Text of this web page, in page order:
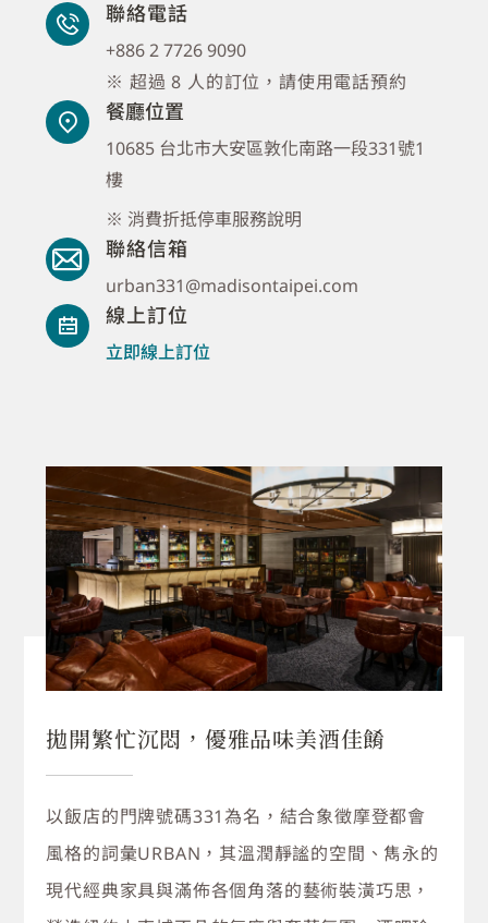
聯絡電話
+886 2 7726 9090
※ 超過 8 人的訂位，請使用電話預約
餐廳位置
10685 台北市大安區敦化南路一段331號1
樓
※ 消費折抵停車服務說明
聯絡信箱
urban331@madisontaipei.com
線上訂位
立即線上訂位
拋開繁忙沉悶，優雅品味美酒佳餚
以飯店的門牌號碼331為名，結合象徵摩登都會
風格的詞彙URBAN，其溫潤靜謐的空間、雋永的
現代經典家具與滿佈各個角落的藝術裝潢巧思，